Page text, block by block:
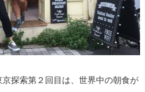
探索第２回目は、世界中の朝食が